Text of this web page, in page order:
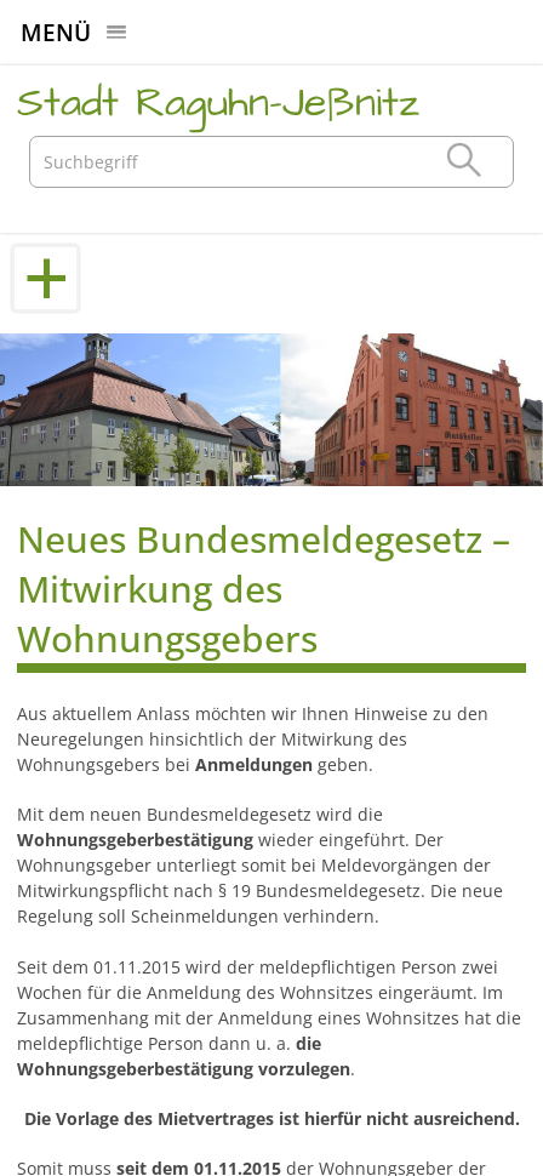
MENÜ
Stadt Raguhn-Jeßnitz
Neues Bundesmeldegesetz –
Mitwirkung des
Wohnungsgebers
Aus aktuellem Anlass möchten wir Ihnen Hinweise zu den
Neuregelungen hinsichtlich der Mitwirkung des
Wohnungsgebers bei Anmeldungengeben.
Mit dem neuen Bundesmeldegesetz wird die
Wohnungsgeberbestätigungwieder eingeführt. Der
Wohnungsgeber unterliegt somit bei Meldevorgängen der
Mitwirkungspflicht nach § 19 Bundesmeldegesetz. Die neue
Regelung soll Scheinmeldungen verhindern.
Seit dem 01.11.2015 wird der meldepflichtigen Person zwei
Wochen für die Anmeldung des Wohnsitzes eingeräumt. Im
Zusammenhang mit der Anmeldung eines Wohnsitzes hat die
meldepflichtige Person dann u. a. die
Wohnungsgeberbestätigung vorzulegen.
Die Vorlage des Mietvertrages ist hierfür nicht ausreichend.
Somit muss seit dem 01.11.2015der Wohnungsgeber der